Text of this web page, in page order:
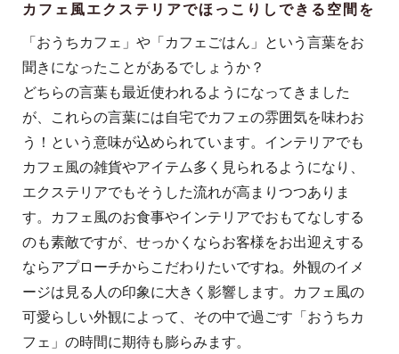
カフェ風エクステリアでほっこりしできる空間を
「おうちカフェ」や「カフェごはん」という言葉をお
聞きになったことがあるでしょうか？
どちらの言葉も最近使われるようになってきました
が、これらの言葉には自宅でカフェの雰囲気を味わお
う！という意味が込められています。インテリアでも
カフェ風の雑貨やアイテム多く見られるようになり、
エクステリアでもそうした流れが高まりつつありま
す。カフェ風のお食事やインテリアでおもてなしする
のも素敵ですが、せっかくならお客様をお出迎えする
ならアプローチからこだわりたいですね。外観のイメ
ージは見る人の印象に大きく影響します。カフェ風の
可愛らしい外観によって、その中で過ごす「おうちカ
フェ」の時間に期待も膨らみます。